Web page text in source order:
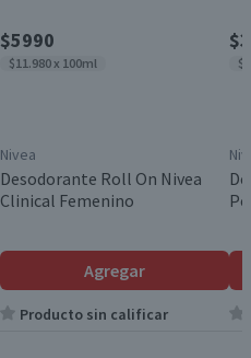
$5990
$11.980 x 100ml
Nivea
Desodorante Roll On Nivea
Clinical Femenino
Agregar
Producto sin calificar